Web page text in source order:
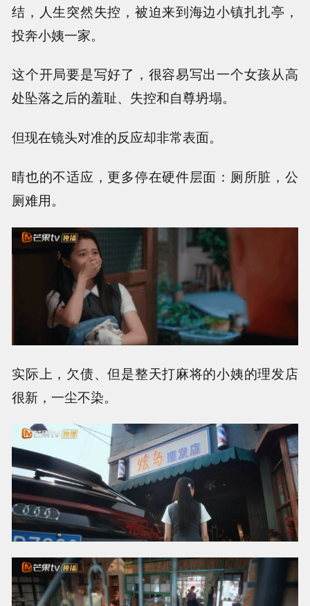
结，人生突然失控，被迫来到海边小镇扎扎亭，
投奔小姨一家。
这个开局要是写好了，很容易写出一个女孩从高
处坠落之后的羞耻、失控和自尊坍塌。
但现在镜头对准的反应却非常表面。
晴也的不适应，更多停在硬件层面：厕所脏，公
厕难用。
实际上，欠债、但是整天打麻将的小姨的理发店
很新，一尘不染。